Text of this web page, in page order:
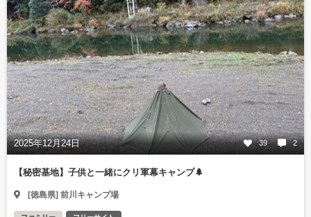
2025年12月24日 39 2
【秘密基地】子供と一緒にクリ軍幕キャンプ🌲
[徳島県] 前川キャンプ場